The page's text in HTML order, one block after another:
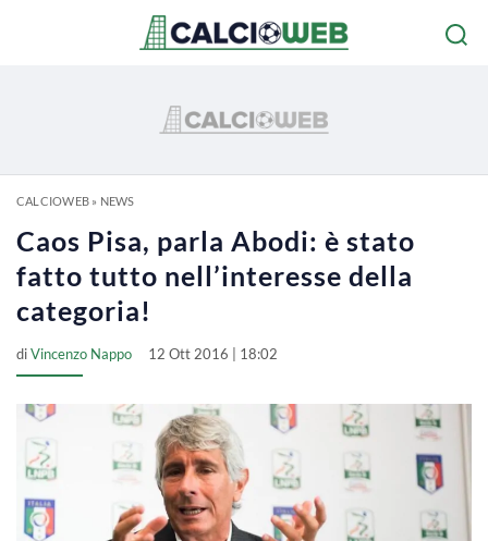
CALCIOWEB» NEWS
Caos Pisa, parla Abodi: è stato
fatto tutto nell’interesse della
categoria!
diVincenzo Nappo 12 Ott 2016 | 18:02